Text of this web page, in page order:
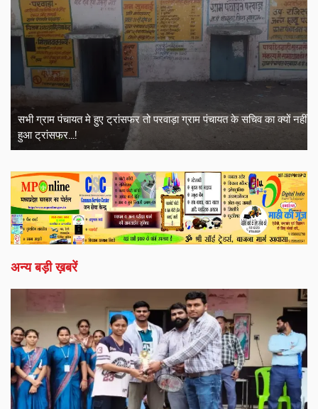
सभी ग्राम पंचायत मे हुए ट्रांसफर तो परवाड़ा ग्राम पंचायत के सचिव का क्यों नहीं
हुआ ट्रांसफर...!
अन्य बड़ी ख़बरें